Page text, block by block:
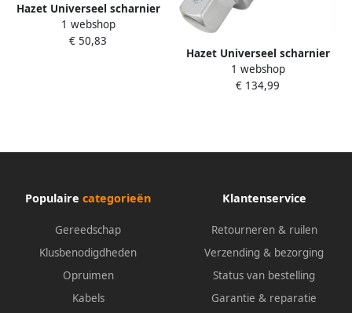
Hazet Universeel scharnier
920 · 1 2 inch (12 5 mm)
vierkant hol · 1 2 inch (12 5
1 webshop
€ 50,83
Hazet Universeel scharnier
1021 · 3 4 inch (20 mm)
vierkant hol · 3 4 inch (20
1 webshop
€ 134,99
Populaire categorieën
Gereedschap
Klusbenodigdheden
Opruimen
Kabels
Klantenservice
Retourneren & ruilen
Verzending & bezorging
Status van bestelling
Garantie & reparatie